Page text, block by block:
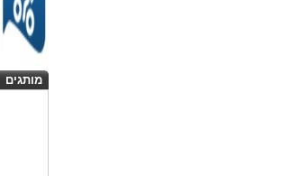
מותגים